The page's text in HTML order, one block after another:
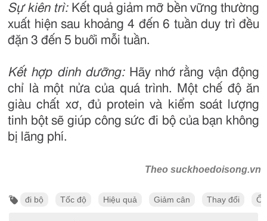
Sự kiên trì:Kết quả giảm mỡ bền vững thường
xuất hiện sau khoảng 4 đến 6 tuần duy trì đều
đặn 3 đến 5 buổi mỗi tuần.
Kết hợp dinh dưỡng:Hãy nhớ rằng vận động
chỉ là một nửa của quá trình. Một chế độ ăn
giàu chất xơ, đủ protein và kiểm soát lượng
tinh bột sẽ giúp công sức đi bộ của bạn không
bị lãng phí.
Theo suckhoedoisong.vn
đi bộ Tốc độ Hiệu quả Giảm cân Thay đổi